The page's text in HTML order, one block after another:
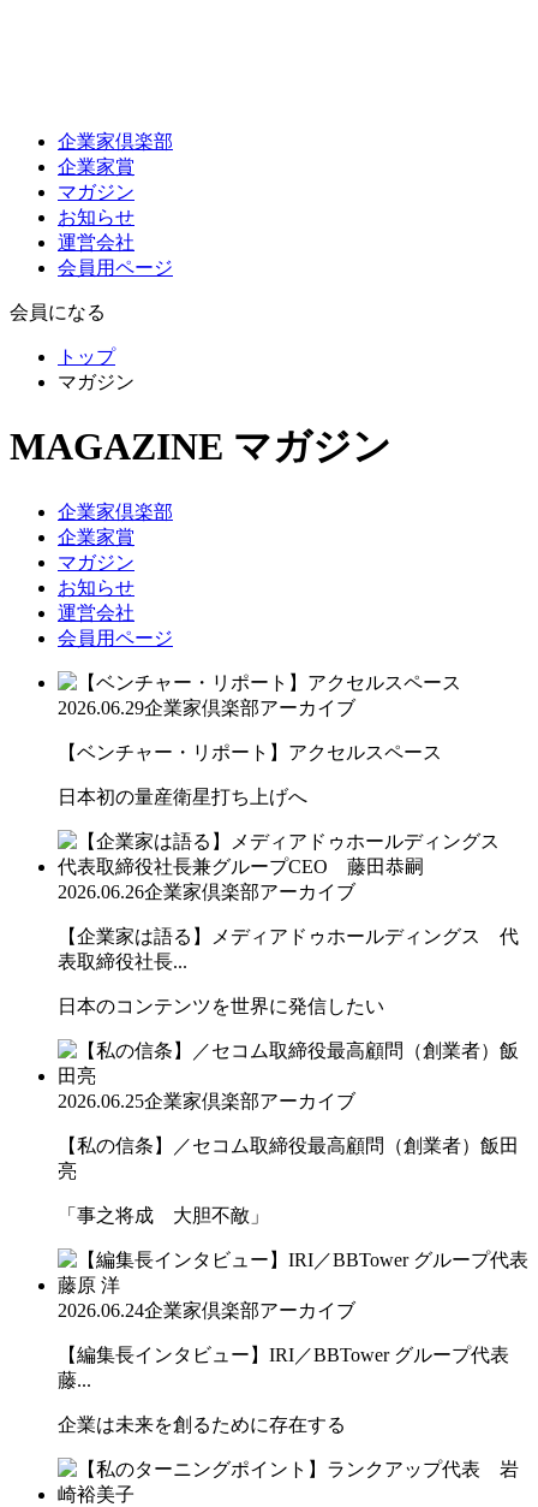
企業家倶楽部
企業家賞
マガジン
お知らせ
運営会社
会員用ページ
会員になる
トップ
マガジン
MAGAZINE マガジン
企業家倶楽部
企業家賞
マガジン
お知らせ
運営会社
会員用ページ
2026.06.29企業家倶楽部アーカイブ
【ベンチャー・リポート】アクセルスペース
日本初の量産衛星打ち上げへ
2026.06.26企業家倶楽部アーカイブ
【企業家は語る】メディアドゥホールディングス 代
表取締役社長...
日本のコンテンツを世界に発信したい
2026.06.25企業家倶楽部アーカイブ
【私の信条】／セコム取締役最高顧問（創業者）飯田
亮
「事之将成 大胆不敵」
2026.06.24企業家倶楽部アーカイブ
【編集長インタビュー】IRI／BBTower グループ代表
藤...
企業は未来を創るために存在する